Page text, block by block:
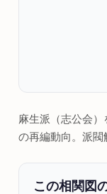
麻生派（志公会
の再編動向。派閥
この相関図